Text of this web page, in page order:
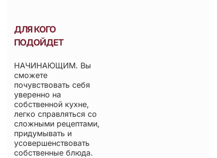
ДЛЯ КОГО
ПОДОЙДЕТ
НАЧИНАЮЩИМ. Вы
сможете
почувствовать себя
уверенно на
собственной кухне,
легко справляться со
сложными рецептами,
придумывать и
усовершенствовать
собственные блюда.